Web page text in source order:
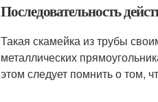
Последовательность
Такая скамейка из трубы
металлических
этом следует помнить о том,